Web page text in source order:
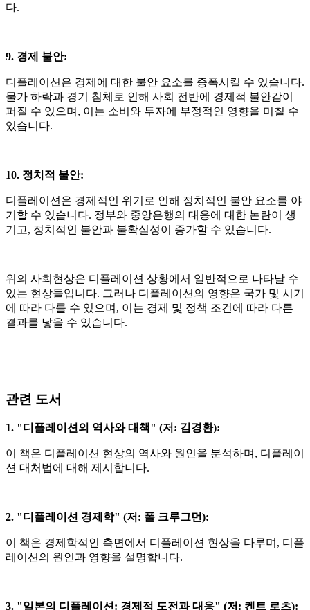
다.
9. 경제 불안:
디플레이션은 경제에 대한 불안 요소를 증폭시킬 수 있습니다.
물가 하락과 경기 침체로 인해 사회 전반에 경제적 불안감이
퍼질 수 있으며 , 이는 소비와 투자에 부정적인 영향을 미칠 수
있습니다.
10. 정치적 불안:
디플레이션은 경제적인 위기로 인해 정치적인 불안 요소를 야
기할 수 있습니다. 정부와 중앙은행의 대응에 대한 논란이 생
기고, 정치적인 불안과 불확실성이 증가할 수 있습니다.
위의 사회현상은 디플레이션 상황에서 일반적으로 나타날 수
있는 현상들입니다. 그러나 디플레이션의 영향은 국가 및 시기
에 따라 다를 수 있으며 , 이는 경제 및 정책 조건에 따라 다른
결과를 낳을 수 있습니다.
관련 도서
1. "디플레이션의 역사와 대책" (저 : 김경환):
이 책은 디플레이션 현상의 역사와 원인을 분석하며 , 디플레이
션 대처법에 대해 제시합니다.
2. "디플레이션 경제학" (저 : 폴 크루그먼):
이 책은 경제학적인 측면에서 디플레이션 현상을 다루며 , 디플
레이션의 원인과 영향을 설명합니다.
3. "일본의 디플레이션: 경제적 도전과 대응" (저 : 켄트 로츠):